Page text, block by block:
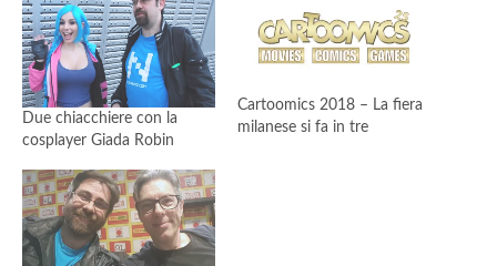
Due chiacchiere con la
cosplayer Giada Robin
Cartoomics 2018 – La fiera
milanese si fa in tre